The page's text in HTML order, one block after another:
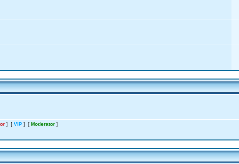
] [ VIP ] [ Moderator ]